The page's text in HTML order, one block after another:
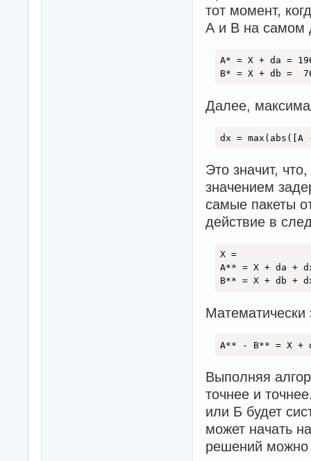
тот момент,
А и В на самом
A* = X + da =
B* = X + db =
Далее,
dx =
Это значит,
значением
самые пакеты
действие в
X =
A** = X + da +
B** = X + db +
A** - B** = X +
Выполняя
точнее и
или Б будет
может начать
решений можно